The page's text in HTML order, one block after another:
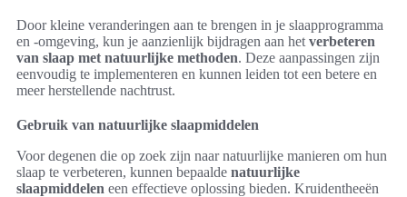
Door kleine veranderingen aan te brengen in je slaapprogramma
en -omgeving, kun je aanzienlijk bijdragen aan het verbeteren
van slaap met natuurlijke methoden. Deze aanpassingen zijn
eenvoudig te implementeren en kunnen leiden tot een betere en
meer herstellende nachtrust.
Gebruik van natuurlijke slaapmiddelen
Voor degenen die op zoek zijn naar natuurlijke manieren om hun
slaap te verbeteren, kunnen bepaalde natuurlijke
slaapmiddelen een effectieve oplossing bieden. Kruidentheeën